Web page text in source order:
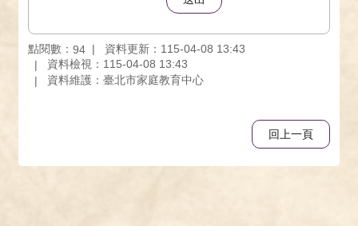
點閱數： 94
資料更新：115-04-08 13:43
資料檢視：115-04-08 13:43
資料維護：臺北市家庭教育中心
回上一頁